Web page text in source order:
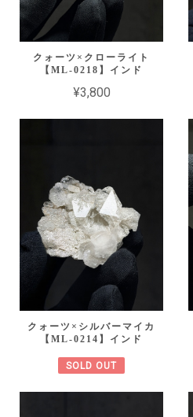
クォーツ×クローライト
【ML-0218】インド
¥3,800
クォーツ×シルバーマイカ
【ML-0214】インド
SOLD OUT